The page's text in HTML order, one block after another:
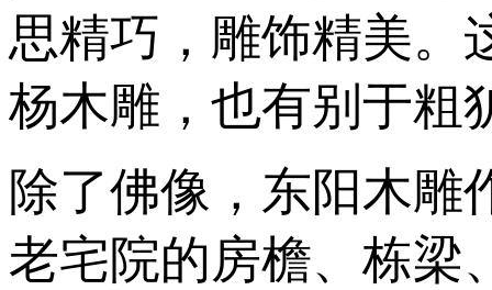
思精巧，雕饰精美。
杨木雕，也有别于粗
除了佛像，东阳木雕
老宅院的房檐、栋梁